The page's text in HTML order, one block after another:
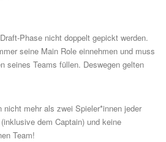
Phase nicht doppelt gepickt werden.
seine Main Role einnehmen und muss
seines Teams füllen. Deswegen gelten
nicht mehr als zwei Spieler*innen jeder
dem Captain) und keine
Team!